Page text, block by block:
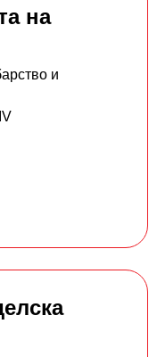
на
и
IV